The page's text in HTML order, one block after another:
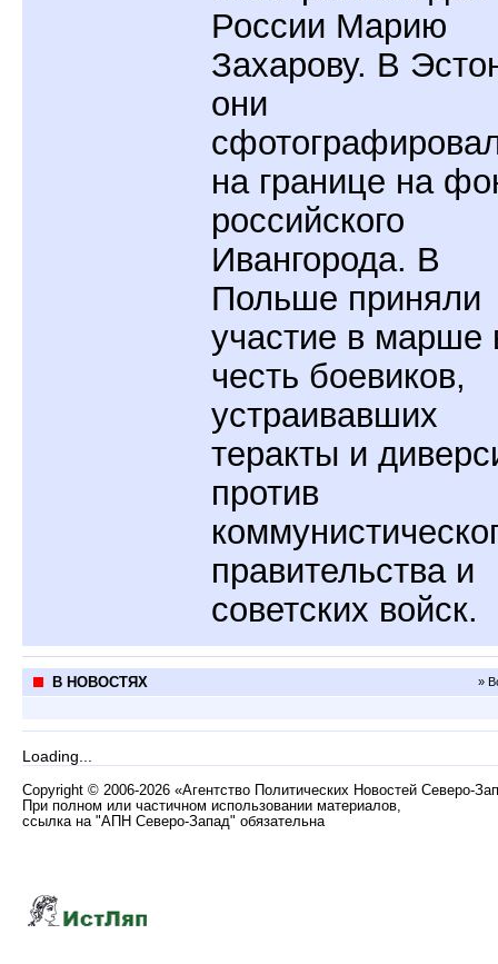
России Марию
Захарову. В
они
на границе на
российского
Ивангорода. В
Польше приняли
участие в марше
честь боевиков,
устраивавших
теракты и
против
правительства и
советских войск.
В НОВОСТЯХ »
Loading...
Copyright © 2006-2026 «Агентство Политических Новостей Северо-
При полном или частичном использовании материалов,
ссылка на "АПН Северо-Запад" обязательна